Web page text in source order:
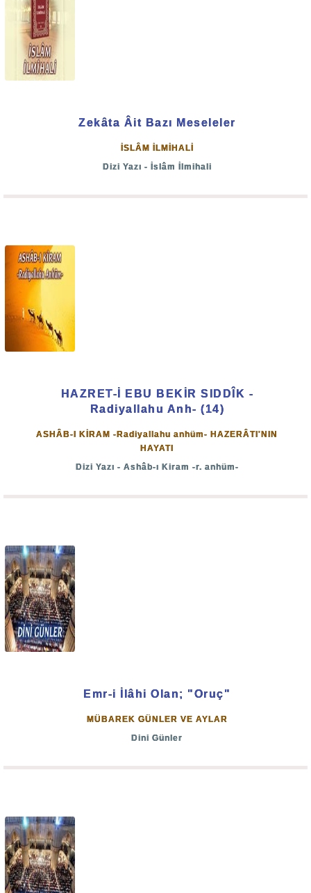
Zekâta Âit Bazı Meseleler
İSLÂM İLMİHALİ
Dizi Yazı - İslâm İlmihali
HAZRET-İ EBU BEKİR SIDDÎK -
Radiyallahu Anh- (14)
ASHÂB-I KİRAM -Radiyallahu anhüm- HAZERÂTI'NIN
HAYATI
Dizi Yazı - Ashâb-ı Kiram -r. anhüm-
Emr-i İlâhi Olan; "Oruç"
MÜBAREK GÜNLER VE AYLAR
Dini Günler